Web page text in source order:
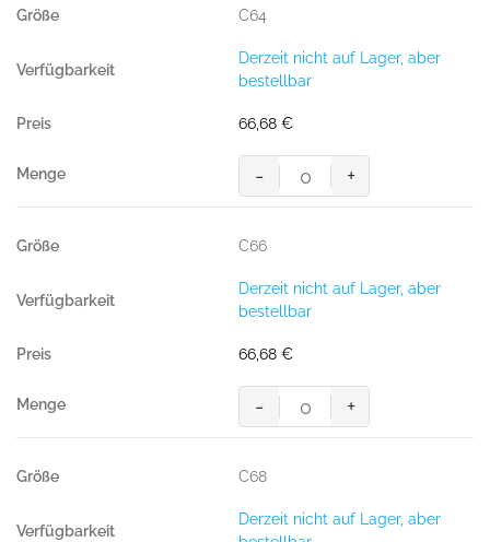
C64
Derzeit nicht auf Lager, aber
bestellbar
66,68 €
MASCOT® LIDO SHORTS
Menge
- +
C66
Derzeit nicht auf Lager, aber
bestellbar
66,68 €
MASCOT® LIDO SHORTS
Menge
- +
C68
Derzeit nicht auf Lager, aber